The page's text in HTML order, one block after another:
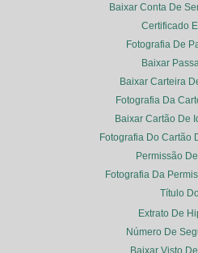
Baixar Conta De
Certificado
Fotografia De
Baixar
Baixar Carteira
Fotografia Da
Baixar Cartão De
Fotografia Do Cartão
Permissão
Fotografia Da
Título
Extrato De
Número De
Baixar Visto